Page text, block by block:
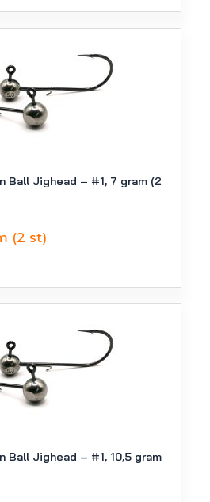
Ball Jighead – #1, 7 gram (2
(2 st)
Ball Jighead – #1, 10,5 gram